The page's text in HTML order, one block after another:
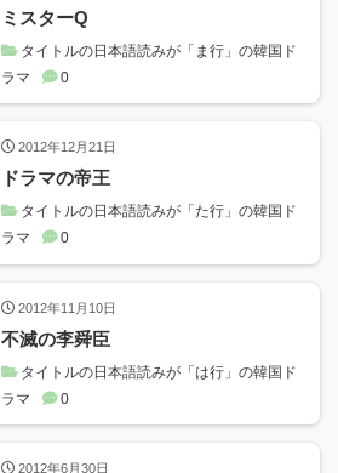
ミスターQ
タイトルの日本語読みが「ま行」の韓国ド
ラマ
0
2012年12月21日
ドラマの帝王
タイトルの日本語読みが「た行」の韓国ド
ラマ
0
2012年11月10日
不滅の李舜臣
タイトルの日本語読みが「は行」の韓国ド
ラマ
0
2012年6月30日